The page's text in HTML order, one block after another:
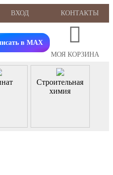
ВХОД КОНТАКТЫ
в MAX
МОЯ КОРЗИНА
Строительная
химия